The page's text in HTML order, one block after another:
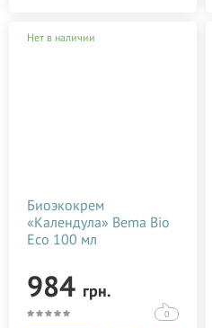
Нет в наличии
Биоэкокрем
«Календула» Bema Bio
Eco 100 мл
984 грн.
0